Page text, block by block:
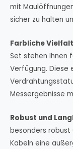
mit
sicher zu halten
Farbliche
Set stehen Ihnen
Verfügung. Diese
Messergebnisse
Robust und
besonders robust
Kabeln eine